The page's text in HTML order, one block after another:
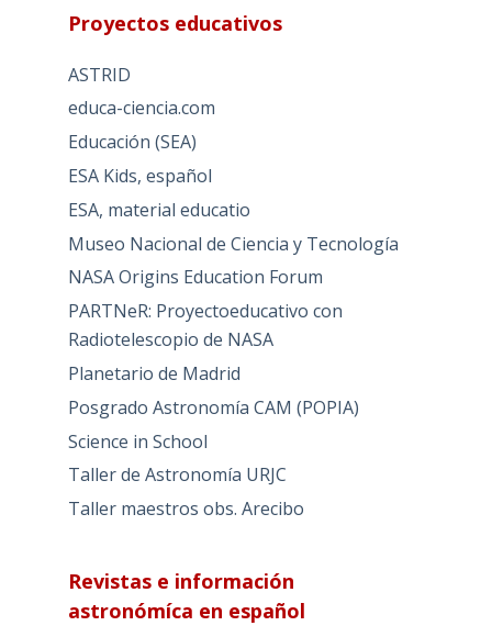
Proyectos educativos
ASTRID
educa-ciencia.com
Educación (SEA)
ESA Kids, español
ESA, material educatio
Museo Nacional de Ciencia y Tecnología
NASA Origins Education Forum
PARTNeR: Proyectoeducativo con
Radiotelescopio de NASA
Planetario de Madrid
Posgrado Astronomía CAM (POPIA)
Science in School
Taller de Astronomía URJC
Taller maestros obs. Arecibo
Revistas e información
astronómíca en español